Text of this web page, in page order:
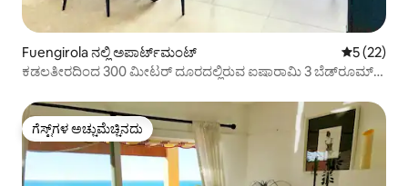
Fuengirola ನಲ್ಲಿ ಅಪಾರ್ಟ್‌ಮಂಟ್ 5 ರಲ್ಲಿ 5
5 (22)
ಕಡಲತೀರದಿಂದ 300 ಮೀಟರ್ ದೂರದಲ್ಲಿರುವ ಐಷಾರಾಮಿ 3 ಬೆಡ್‌ರೂಮ್
ಗೆಸ್ಟ್‌ಗಳ ಅಚ್ಚುಮೆಚ್ಚಿನದು
ಗೆಸ್ಟ್‌ಗಳ ಅಚ್ಚುಮೆಚ್ಚಿನದು